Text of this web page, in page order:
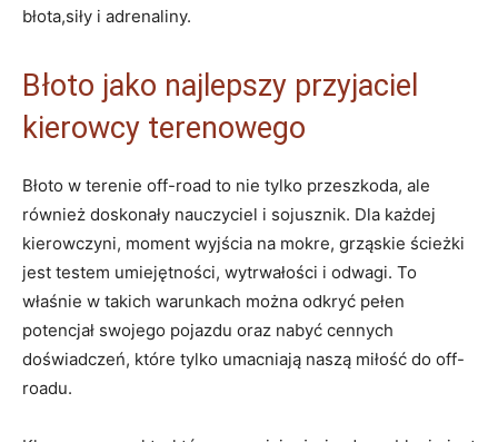
błota,siły i adrenaliny.
Błoto jako najlepszy przyjaciel
kierowcy terenowego
Błoto w terenie off-road to nie tylko przeszkoda, ale
również doskonały nauczyciel i sojusznik. Dla każdej
kierowczyni, moment wyjścia na mokre, grząskie ścieżki
jest testem umiejętności, wytrwałości i odwagi. To
właśnie w takich warunkach można odkryć pełen
potencjał swojego pojazdu oraz nabyć cennych
doświadczeń, które tylko umacniają naszą miłość do off-
roadu.